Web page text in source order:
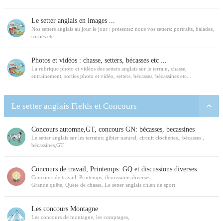
Le setter anglais en images ...
Nos setters anglais au jour le jour : présentez nous vos setters: portraits, balades,
sorties etc
Photos et vidéos : chasse, setters, bécasses etc ...
La rubrique photo et vidéos des setters anglais sur le terrain, chasse,
entrainement, sorties photo et vidéo, setters, bécasses, bécassines etc...
Le setter anglais Fields et Concours
Concours automne,GT, concours GN: bécasses, becassines
Le setter anglais sur les terrains: gibier naturel, circuit clochettes., bécasses ,
bécassines,GT
Concours de travail, Printemps: GQ et discussions diverses
Concours de travail, Printemps, discussions diverses:
Grande quête, Quête de chasse, Le setter anglais chien de sport.
Les concours Montagne
Les concours de montagne, les comptages,